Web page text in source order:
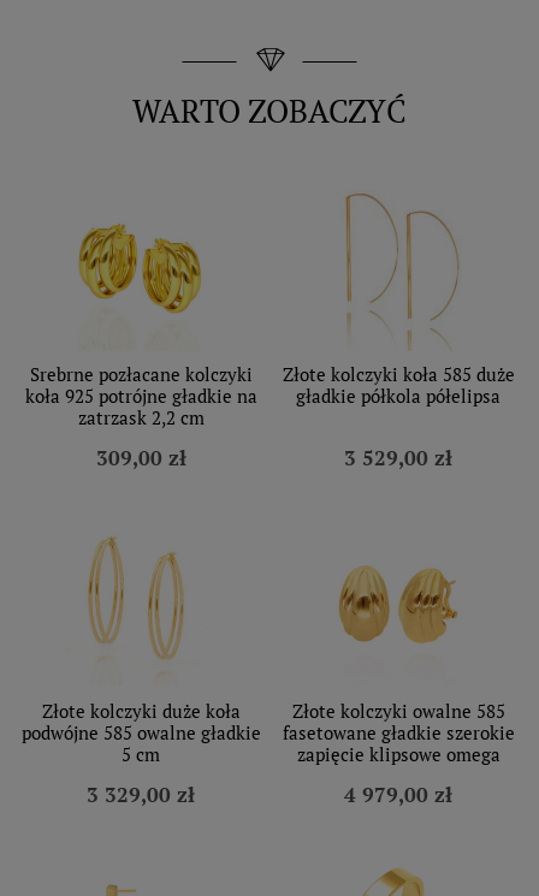
WARTO ZOBACZYĆ
Srebrne pozłacane kolczyki
koła 925 potrójne gładkie na
zatrzask 2,2 cm
309,00 zł
Złote kolczyki koła 585 duże
gładkie półkola półelipsa
3 529,00 zł
Złote kolczyki duże koła
podwójne 585 owalne gładkie
5 cm
3 329,00 zł
Złote kolczyki owalne 585
fasetowane gładkie szerokie
zapięcie klipsowe omega
4 979,00 zł